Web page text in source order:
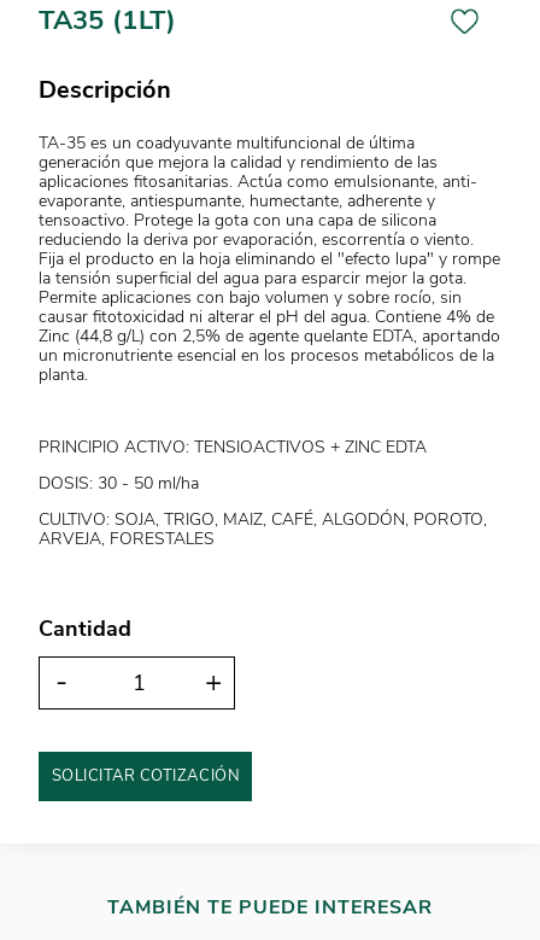
TA35 (1LT)
Descripción
TA-35 es un coadyuvante multifuncional de última
generación que mejora la calidad y rendimiento de las
aplicaciones fitosanitarias. Actúa como emulsionante, anti-
evaporante, antiespumante, humectante, adherente y
tensoactivo. Protege la gota con una capa de silicona
reduciendo la deriva por evaporación, escorrentía o viento.
Fija el producto en la hoja eliminando el "efecto lupa" y rompe
la tensión superficial del agua para esparcir mejor la gota.
Permite aplicaciones con bajo volumen y sobre rocío, sin
causar fitotoxicidad ni alterar el pH del agua. Contiene 4% de
Zinc (44,8 g/L) con 2,5% de agente quelante EDTA, aportando
un micronutriente esencial en los procesos metabólicos de la
planta.
PRINCIPIO ACTIVO: TENSIOACTIVOS + ZINC EDTA
DOSIS: 30 - 50 ml/ha
CULTIVO: SOJA, TRIGO, MAIZ, CAFÉ, ALGODÓN, POROTO,
ARVEJA, FORESTALES
Cantidad
- +
SOLICITAR COTIZACIÓN
TAMBIÉN TE PUEDE INTERESAR